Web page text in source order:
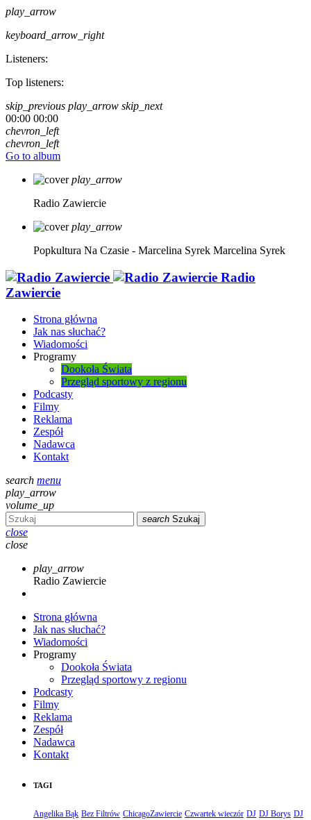
play_arrow
keyboard_arrow_right
Listeners:
Top listeners:
skip_previous play_arrow skip_next
00:00 00:00
chevron_left
chevron_left
Go to album
play_arrow
Radio Zawiercie
play_arrow
Popkultura Na Czasie - Marcelina Syrek Marcelina Syrek
Radio
Zawiercie
Strona główna
Jak nas słuchać?
Wiadomości
Programy
Dookoła Świata
Przegląd sportowy z regionu
Podcasty
Filmy
Reklama
Zespół
Nadawca
Kontakt
search menu
play_arrow
volume_up
search Szukaj
close
close
play_arrow
Radio Zawiercie
Strona główna
Jak nas słuchać?
Wiadomości
Programy
Dookoła Świata
Przegląd sportowy z regionu
Podcasty
Filmy
Reklama
Zespół
Nadawca
Kontakt
TAGI
Angelika Bąk Bez Filtrów ChicagoZawiercie Czwartek wieczór DJ DJ Borys DJ